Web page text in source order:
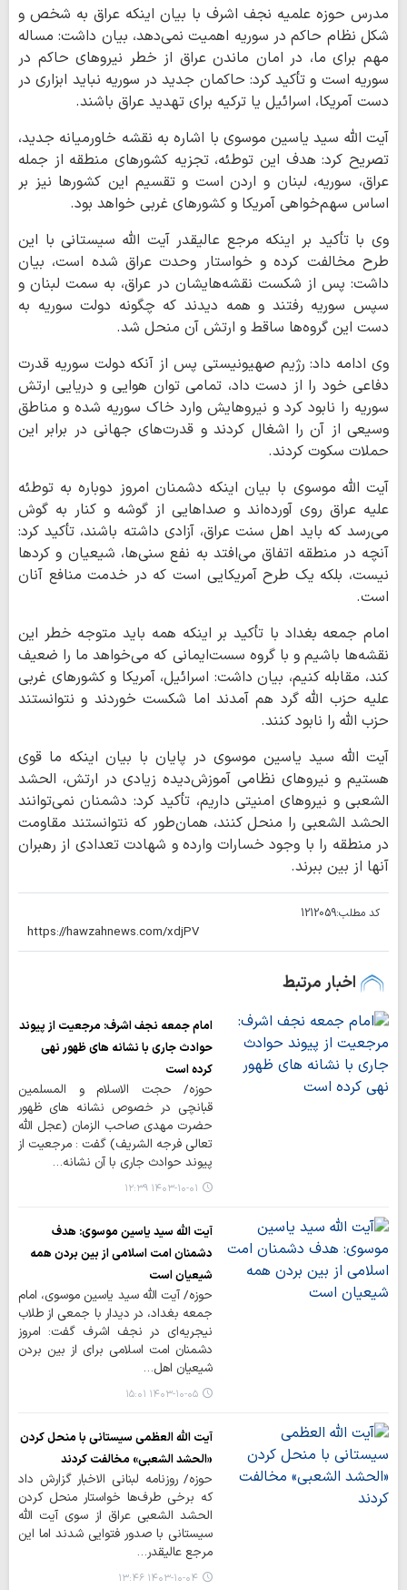
مدرس حوزه علمیه نجف اشرف با بیان اینکه عراق به شخص و
شکل نظام حاکم در سوریه اهمیت نمی‌دهد، بیان داشت: مساله
مهم برای ما، در امان ماندن عراق از خطر نیروهای حاکم در
سوریه است و تأکید کرد: حاکمان جدید در سوریه نباید ابزاری در
دست آمریکا، اسرائیل یا ترکیه برای تهدید عراق باشند.
آیت الله سید یاسین موسوی با اشاره به نقشه خاورمیانه جدید،
تصریح کرد: هدف این توطئه، تجزیه کشورهای منطقه از جمله
عراق، سوریه، لبنان و اردن است و تقسیم این کشورها نیز بر
اساس سهم‌خواهی آمریکا و کشورهای غربی خواهد بود.
وی با تأکید بر اینکه مرجع عالیقدر آیت الله سیستانی با این
طرح مخالفت کرده و خواستار وحدت عراق شده است، بیان
داشت: پس از شکست نقشه‌هایشان در عراق، به سمت لبنان و
سپس سوریه رفتند و همه دیدند که چگونه دولت سوریه به
دست این گروه‌ها ساقط و ارتش آن منحل شد.
وی ادامه داد: رژیم صهیونیستی پس از آنکه دولت سوریه قدرت
دفاعی خود را از دست داد، تمامی توان هوایی و دریایی ارتش
سوریه را نابود کرد و نیروهایش وارد خاک سوریه شده و مناطق
وسیعی از آن را اشغال کردند و قدرت‌های جهانی در برابر این
حملات سکوت کردند.
آیت الله موسوی با بیان اینکه دشمنان امروز دوباره به توطئه
علیه عراق روی آورده‌اند و صداهایی از گوشه و کنار به گوش
می‌رسد که باید اهل سنت عراق، آزادی داشته باشند، تأکید کرد:
آنچه در منطقه اتفاق می‌افتد به نفع سنی‌ها، شیعیان و کردها
نیست، بلکه یک طرح آمریکایی است که در خدمت منافع آنان
است.
امام جمعه بغداد با تأکید بر اینکه همه باید متوجه خطر این
نقشه‌ها باشیم و با گروه سست‌ایمانی که می‌خواهد ما را ضعیف
کند، مقابله کنیم، بیان داشت: اسرائیل، آمریکا و کشورهای غربی
علیه حزب الله گرد هم آمدند اما شکست خوردند و نتوانستند
حزب الله را نابود کنند.
آیت الله سید یاسین موسوی در پایان با بیان اینکه ما قوی
هستیم و نیروهای نظامی آموزش‌دیده زیادی در ارتش، الحشد
الشعبی و نیروهای امنیتی داریم، تأکید کرد: دشمنان نمی‌توانند
الحشد الشعبی را منحل کنند، همان‌طور که نتوانستند مقاومت
در منطقه را با وجود خسارات وارده و شهادت تعدادی از رهبران
آنها از بین ببرند.
کد مطلب:1212059
اخبار مرتبط
امام جمعه نجف اشرف: مرجعیت از پیوند
حوادث جاری با نشانه های ظهور نهی
کرده است
حوزه/ حجت الاسلام و المسلمین
قبانچی در خصوص نشانه های ظهور
حضرت مهدی صاحب الزمان (عجل الله
تعالی فرجه الشریف) گفت : مرجعیت از
پیوند حوادث جاری با آن نشانه…
۱۴۰۳-۱۰-۰۱ ۱۲:۳۹
آیت الله سید یاسین موسوی: هدف
دشمنان امت اسلامی از بین بردن همه
شیعیان است
حوزه/ آیت الله سید یاسین موسوی، امام
جمعه بغداد، در دیدار با جمعی از طلاب
نیجریه‌ای در نجف اشرف گفت: امروز
دشمنان امت اسلامی برای از بین بردن
شیعیان اهل…
۱۴۰۳-۱۰-۰۵ ۱۵:۰۱
آیت الله العظمی سیستانی با منحل کردن
«الحشد الشعبی» مخالفت کردند
حوزه/ روزنامه لبنانی الاخبار گزارش داد
که برخی طرف‌ها خواستار منحل کردن
الحشد الشعبی عراق از سوی آیت الله
سیستانی با صدور فتوایی شدند اما این
مرجع عالیقدر…
۱۴۰۳-۱۰-۰۴ ۱۳:۴۶